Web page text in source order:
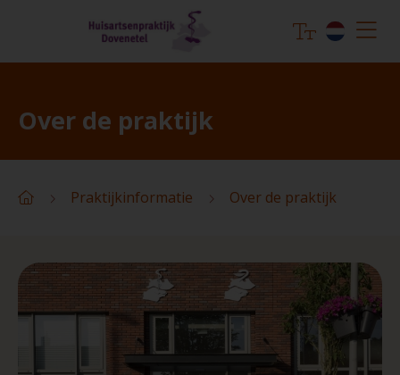
Over de praktijk
Praktijkinformatie Over de praktijk